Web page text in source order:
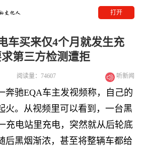
打开
车买来仅4个月就发生充
第三方检测遭拒
阅读量：74607 听新闻
奔驰EQA车主发视频称，自己的
火。从视频里可以看到，一台黑
充电站里充电，突然就从后轮底
后黑烟渐浓，甚至将整辆车都给